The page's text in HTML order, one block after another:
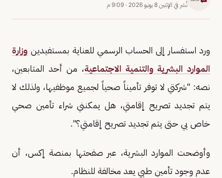
نُشر في الإثنين 8 يونيو 2026 · 9:09 م
ورد استفسار إلى الحساب الرسمي للعناية بمستفيدين وزارة
الموارد البشرية والتنمية الاجتماعية، من أحد المتابعين،
نصه: "شركتي لا توفر تأميناً صحياً لجميع موظفيها، ولذلك لا
يتم تجديد تصريح إقامتي، هل يمكنني شراء تأمين صحي
خاص بي حتى يتم تجديد تصريح إقامتي؟".
وأوضحت الموارد البشرية، عبر صفحتها بمنصة إكس، أن
عدم وجود تأمين طبي يعد مخالفة للنظام.